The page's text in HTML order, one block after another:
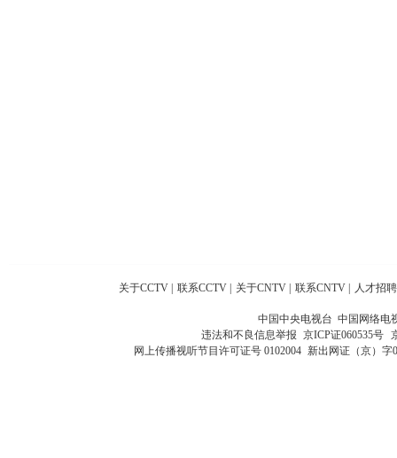
关于CCTV 联系CCTV 关于CNTV 联系CNTV 人才招聘
中国中央电视台 中国网络电
违法和不良信息举报 京ICP证060535号
网上传播视听节目许可证号 0102004 新出网证（京）